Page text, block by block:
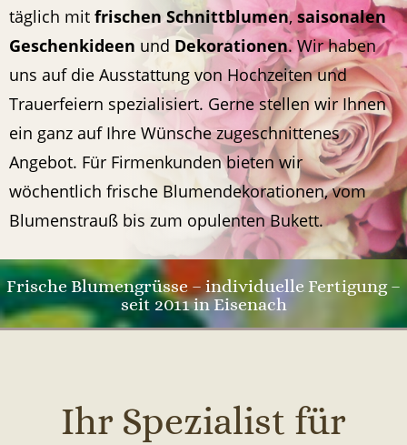
täglich mit frischen Schnittblumen,saisonalen
Geschenkideen und Dekorationen. Wir haben
uns auf die Ausstattung von Hochzeiten und
Trauerfeiern spezialisiert. Gerne stellen wir Ihnen
ein ganz auf Ihre Wünsche zugeschnittenes
Angebot. Für Firmenkunden bieten wir
wöchentlich frische Blumendekorationen, vom
Blumenstrauß bis zum opulenten Bukett.
Frische Blumengrüsse – individuelle Fertigung –
seit 2011 in Eisenach
Ihr Spezialist für